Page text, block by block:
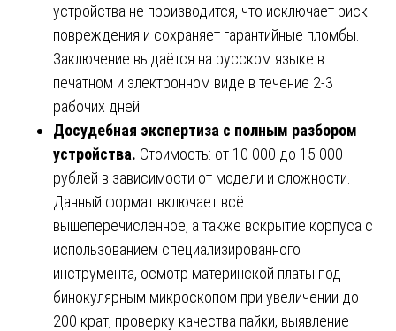
устройства не производится, что исключает риск
повреждения и сохраняет гарантийные пломбы.
Заключение выдаётся на русском языке в
печатном и электронном виде в течение 2-3
рабочих дней.
Досудебная экспертиза с полным разбором
устройства. Стоимость: от 10 000 до 15 000
рублей в зависимости от модели и сложности.
Данный формат включает всё
вышеперечисленное, а также вскрытие корпуса с
использованием специализированного
инструмента, осмотр материнской платы под
бинокулярным микроскопом при увеличении до
200 крат, проверку качества пайки, выявление